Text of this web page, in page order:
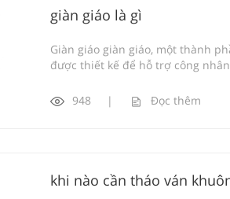
giàn giáo là gì
Giàn giáo giàn giáo, một thành
được thiết kế để hỗ trợ công
948 | Đọc thêm
khi nào cần tháo ván